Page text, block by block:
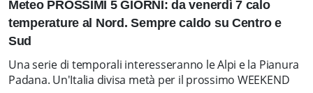
Meteo PROSSIMI 5 GIORNI: da venerdì 7 calo
temperature al Nord. Sempre caldo su Centro e
Sud
Una serie di temporali interesseranno le Alpi e la Pianura
Padana. Un'Italia divisa metà per il prossimo WEEKEND